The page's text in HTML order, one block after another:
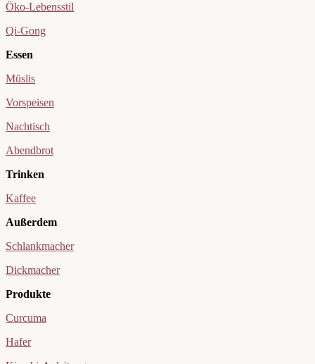
Öko-Lebensstil
Qi-Gong
Essen
Müslis
Vorspeisen
Nachtisch
Abendbrot
Trinken
Kaffee
Außerdem
Schlankmacher
Dickmacher
Produkte
Curcuma
Hafer